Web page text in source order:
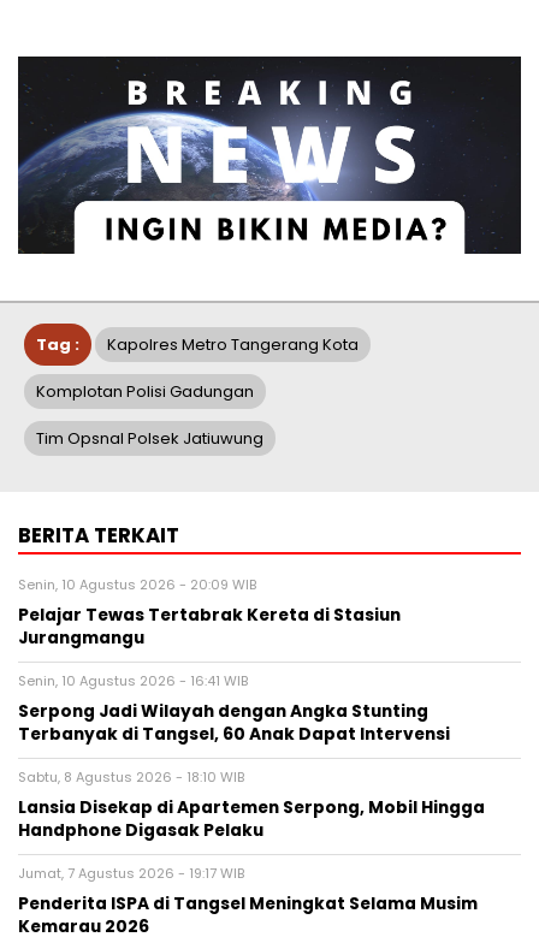
Tag : Kapolres Metro Tangerang Kota
Komplotan Polisi Gadungan
Tim Opsnal Polsek Jatiuwung
BERITA TERKAIT
Senin, 10 Agustus 2026 - 20:09 WIB
Pelajar Tewas Tertabrak Kereta di Stasiun
Jurangmangu
Senin, 10 Agustus 2026 - 16:41 WIB
Serpong Jadi Wilayah dengan Angka Stunting
Terbanyak di Tangsel, 60 Anak Dapat Intervensi
Sabtu, 8 Agustus 2026 - 18:10 WIB
Lansia Disekap di Apartemen Serpong, Mobil Hingga
Handphone Digasak Pelaku
Jumat, 7 Agustus 2026 - 19:17 WIB
Penderita ISPA di Tangsel Meningkat Selama Musim
Kemarau 2026